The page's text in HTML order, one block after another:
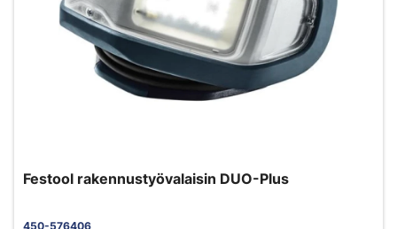
Festool rakennustyövalaisin DUO-Plus
450-576406